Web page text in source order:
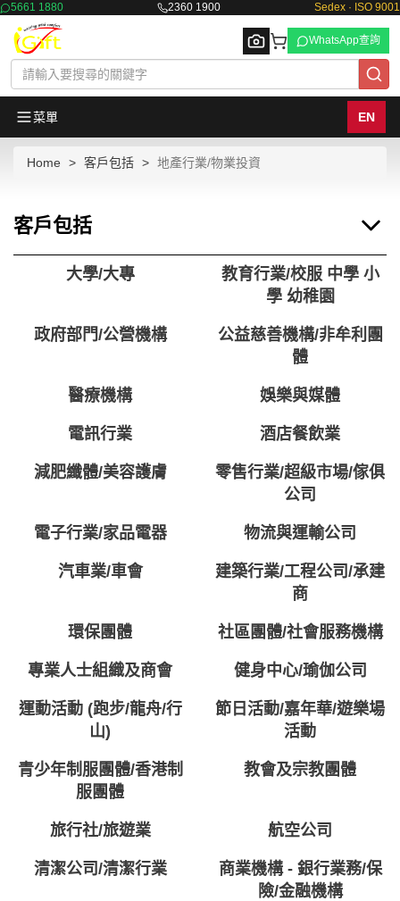
5661 1880 2360 1900 Sedex · ISO 9001
Browse
WhatsApp查詢
菜單 EN
Home 客戶包括 地產行業/物業投資
客戶包括
大學/大專
教育行業/校服 中學 小
學 幼稚園
政府部門/公營機構
公益慈善機構/非牟利團
體
醫療機構 娛樂與媒體
電訊行業 酒店餐飲業
減肥纖體/美容護膚
零售行業/超級市場/傢俱
公司
電子行業/家品電器 物流與運輸公司
汽車業/車會
建築行業/工程公司/承建
商
環保團體 社區團體/社會服務機構
專業人士組織及商會 健身中心/瑜伽公司
運動活動 (跑步/龍舟/行
山)
節日活動/嘉年華/遊樂場
活動
青少年制服團體/香港制
服團體
教會及宗教團體
旅行社/旅遊業 航空公司
清潔公司/清潔行業
商業機構 - 銀行業務/保
險/金融機構